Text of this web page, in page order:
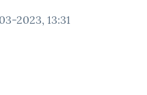
2023, 13:31